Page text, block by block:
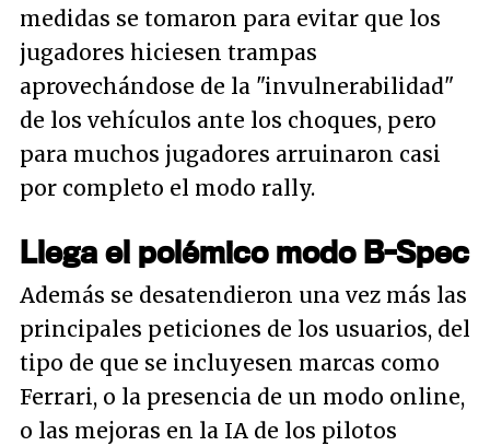
medidas se tomaron para evitar que los
jugadores hiciesen trampas
aprovechándose de la "invulnerabilidad"
de los vehículos ante los choques, pero
para muchos jugadores arruinaron casi
por completo el modo rally.
Llega el polémico modo B-Spec
Además se desatendieron una vez más las
principales peticiones de los usuarios, del
tipo de que se incluyesen marcas como
Ferrari, o la presencia de un modo online,
o las mejoras en la IA de los pilotos